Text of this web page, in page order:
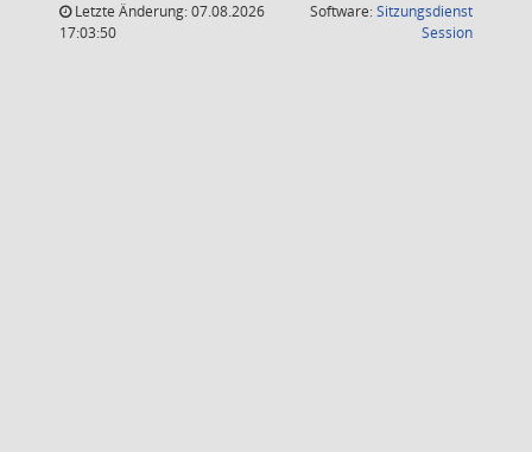
Letzte Änderung: 07.08.2026
17:03:50
Software:Sitzungsdienst
Session(Wird in